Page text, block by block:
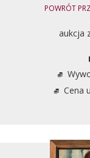
POWRÓT
aukcja
Cena